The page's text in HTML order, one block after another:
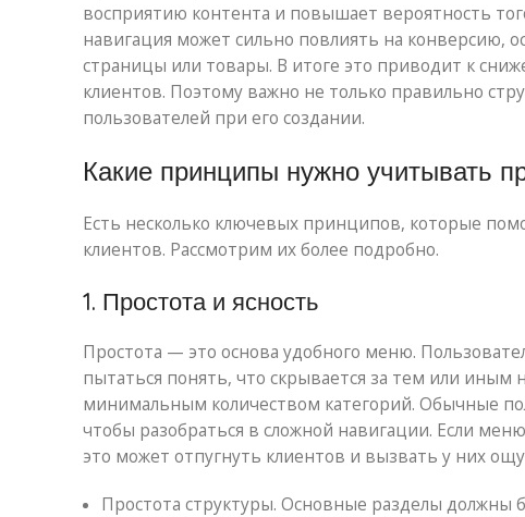
восприятию контента и повышает вероятность
навигация может сильно повлиять на конверсию,
страницы или товары. В итоге это приводит к
клиентов. Поэтому важно не только правильно
пользователей при его создании.
Какие принципы нужно учитывать
Есть несколько ключевых принципов, которые
клиентов. Рассмотрим их более подробно.
1. Простота и ясность
Простота — это основа удобного меню.
пытаться понять, что скрывается за тем или
минимальным количеством категорий. Обычные
чтобы разобраться в сложной навигации. Если
это может отпугнуть клиентов и вызвать у них
Простота структуры. Основные разделы